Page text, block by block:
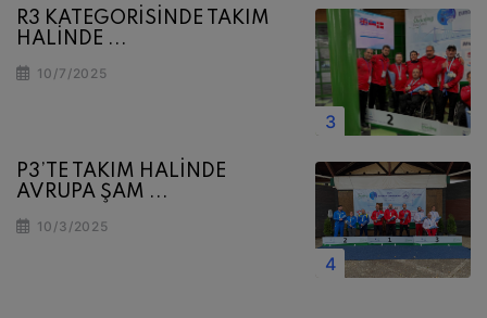
R3 KATEGORİSİNDE TAKIM
HALİNDE ...
10/7/2025
P3’TE TAKIM HALİNDE
AVRUPA ŞAM ...
10/3/2025